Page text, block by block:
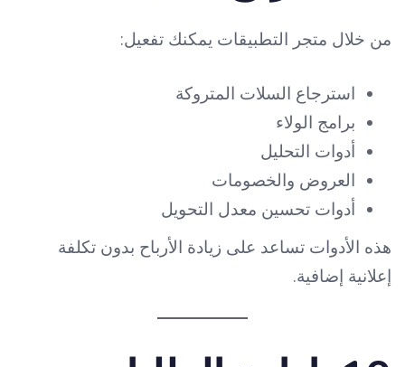
من خلال متجر التطبيقات يمكنك تفعيل:
استرجاع السلات المتروكة
برامج الولاء
أدوات التحليل
العروض والخصومات
أدوات تحسين معدل التحويل
هذه الأدوات تساعد على زيادة الأرباح بدون تكلفة
إعلانية إضافية.